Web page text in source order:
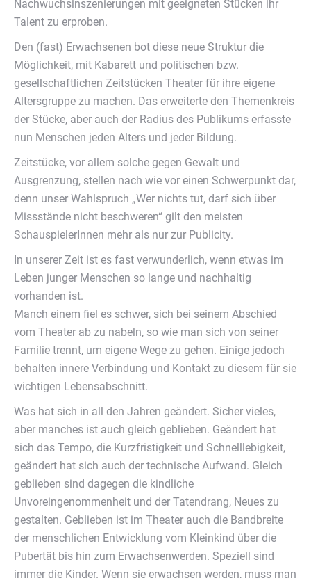
Nachwuchsinszenierungen mit geeigneten Stücken ihr
Talent zu erproben.
Den (fast) Erwachsenen bot diese neue Struktur die
Möglichkeit, mit Kabarett und politischen bzw.
gesellschaftlichen Zeitstücken Theater für ihre eigene
Altersgruppe zu machen. Das erweiterte den Themenkreis
der Stücke, aber auch der Radius des Publikums erfasste
nun Menschen jeden Alters und jeder Bildung.
Zeitstücke, vor allem solche gegen Gewalt und
Ausgrenzung, stellen nach wie vor einen Schwerpunkt dar,
denn unser Wahlspruch „Wer nichts tut, darf sich über
Missstände nicht beschweren“ gilt den meisten
SchauspielerInnen mehr als nur zur Publicity.
In unserer Zeit ist es fast verwunderlich, wenn etwas im
Leben junger Menschen so lange und nachhaltig
vorhanden ist.
Manch einem fiel es schwer, sich bei seinem Abschied
vom Theater ab zu nabeln, so wie man sich von seiner
Familie trennt, um eigene Wege zu gehen. Einige jedoch
behalten innere Verbindung und Kontakt zu diesem für sie
wichtigen Lebensabschnitt.
Was hat sich in all den Jahren geändert. Sicher vieles,
aber manches ist auch gleich geblieben. Geändert hat
sich das Tempo, die Kurzfristigkeit und Schnelllebigkeit,
geändert hat sich auch der technische Aufwand. Gleich
geblieben sind dagegen die kindliche
Unvoreingenommenheit und der Tatendrang, Neues zu
gestalten. Geblieben ist im Theater auch die Bandbreite
der menschlichen Entwicklung vom Kleinkind über die
Pubertät bis hin zum Erwachsenwerden. Speziell sind
immer die Kinder. Wenn sie erwachsen werden, muss man